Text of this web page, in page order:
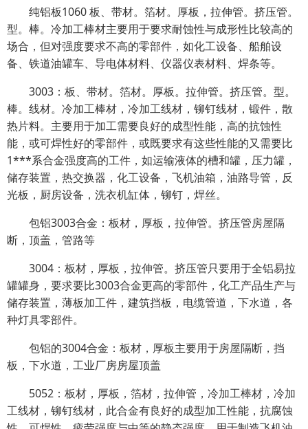
纯铝板1060 板、带材。箔材。厚板，拉伸管。挤压管。
型。棒。冷加工棒材主要用于要求耐蚀性与成形性比较高的
场合，但对强度要求不高的零部件，如化工设备、船舶设
备、铁道油罐车、导电体材料、仪器仪表材料、焊条等。
3003：板、带材。箔材。厚板。拉伸管。挤压管。型。
棒。线材。冷加工棒材，冷加工线材，铆钉线材，锻件，散
热片料。主要用于加工需要良好的成型性能，高的抗蚀性
能，或可焊性好的零部件，或既要求有这些性能的又需要比
1***系合金强度高的工件，如运输液体的槽和罐，压力罐，
储存装置，热交换器，化工设备，飞机油箱，油路导管，反
光板，厨房设备，洗衣机缸体，铆钉，焊丝。
包铝3003合金：板材，厚板，拉伸管。挤压管房屋隔
断，顶盖，管路等
3004：板材，厚板，拉伸管。挤压管只要用于全铝易拉
罐罐身，要求要比3003合金更高的零部件，化工产品生产与
储存装置，薄板加工件，建筑挡板，电缆管道，下水道，各
种灯具零部件。
包铝的3004合金：板材，厚板主要用于房屋隔断，挡
板，下水道，工业厂房房屋顶盖
5052：板材，厚板，箔材，拉伸管，冷加工棒材，冷加
工线材，铆钉线材，此合金有良好的成型加工性能，抗腐蚀